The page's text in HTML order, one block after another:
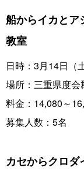
船からイカとア
教室
日時：3月14日（
場所：三重県度会
料金：14,080～
募集人数：5名
カセからクロダ